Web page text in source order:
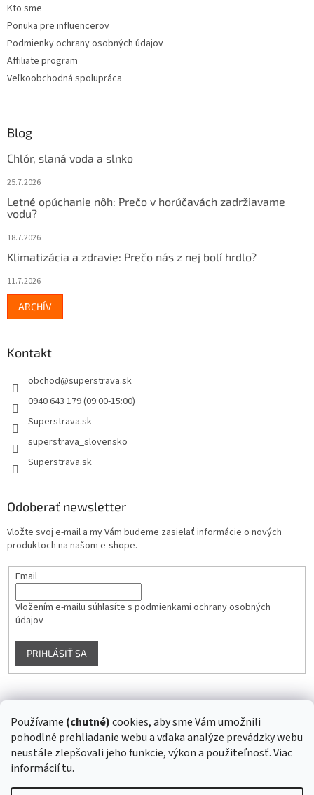
Používame (chutné)cookies, aby sme Vám umožnili
pohodlné prehliadanie webu a vďaka analýze prevádzky webu
neustále zlepšovali jeho funkcie, výkon a použiteľnosť. Viac
informáciítu.
Kto sme
Ponuka pre influencerov
Podmienky ochrany osobných údajov
Affiliate program
Veľkoobchodná spolupráca
Blog
Chlór, slaná voda a slnko
25.7.2026
Letné opúchanie nôh: Prečo v horúčavách zadržiavame
vodu?
18.7.2026
Klimatizácia a zdravie: Prečo nás z nej bolí hrdlo?
11.7.2026
ARCHÍV
Kontakt
obchod@superstrava.sk
0940 643 179 (09:00-15:00)
Superstrava.sk
superstrava_slovensko
Superstrava.sk
Odoberať newsletter
Vložte svoj e-mail a my Vám budeme zasielať informácie o nových
produktoch na našom e-shope.
Email
Vložením e-mailu súhlasíte s podmienkami ochrany osobných
údajov
PRIHLÁSIŤ SA
Sledovať na Instagrame